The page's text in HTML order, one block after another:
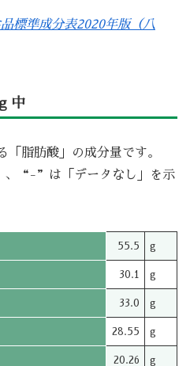
標準成分表2020年版（八
中
「脂肪酸」の成分量です。
“-”は「データなし」を示
55.5 g
30.1 g
33.0 g
28.55 g
20.26 g